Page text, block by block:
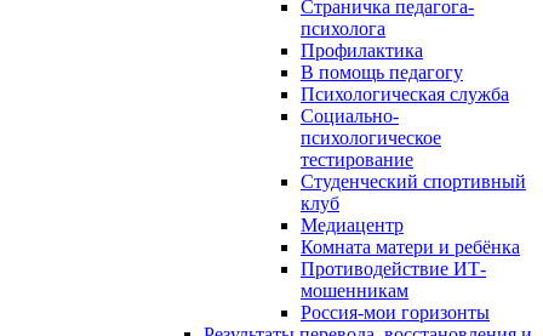
Страничка педагога-
психолога
Профилактика
В помощь педагогу
Психологическая служба
Социально-
психологическое
тестирование
Студенческий спортивный
клуб
Медиацентр
Комната матери и ребёнка
Противодействие ИТ-
мошенникам
Россия-мои горизонты